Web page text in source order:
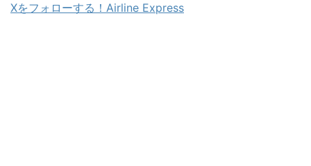
Xをフォローする！Airline Express